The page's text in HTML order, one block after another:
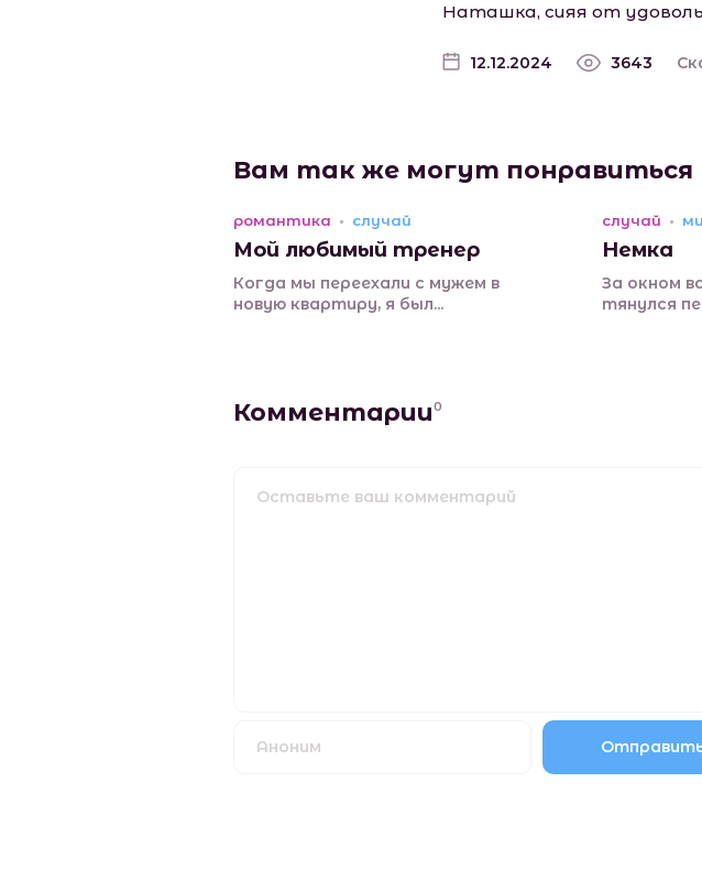
Наташка, сияя от
12.12.2024 3643
Вам так же могут понравиться
романтика случай
Мой любимый тренер
Когда мы переехали с мужем в
новую квартиру, я был...
случай
Немка
За окном
тянулся
Комментарии0